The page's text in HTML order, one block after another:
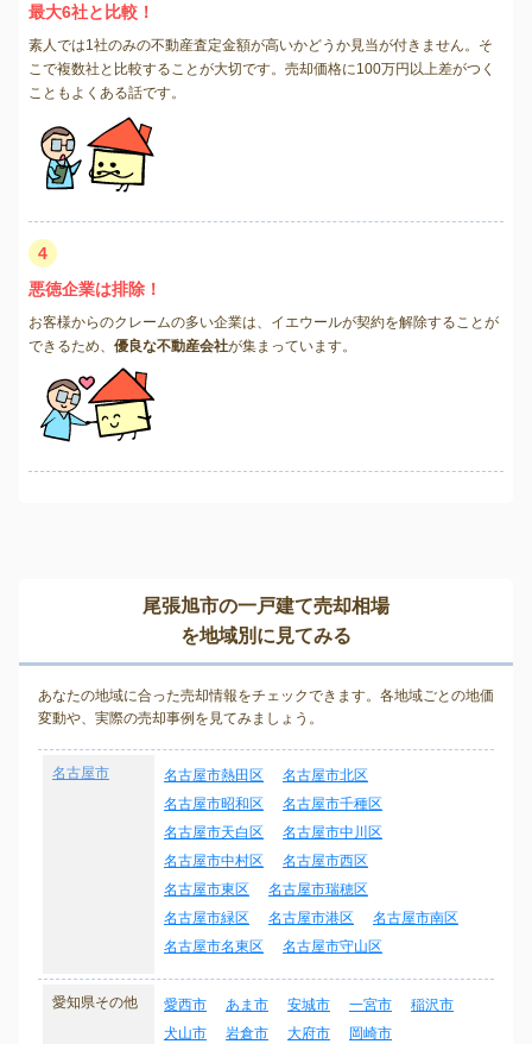
最大6社と比較！
素人では1社のみの不動産査定金額が高いかどうか見当が付きません。そ
こで複数社と比較することが大切です。売却価格に100万円以上差がつく
こともよくある話です。
4
悪徳企業は排除！
お客様からのクレームの多い企業は、イエウールが契約を解除することが
できるため、 優良な不動産会社が集まっています。
尾張旭市の一戸建て売却相場
を地域別に見てみる
あなたの地域に合った売却情報をチェックできます。各地域ごとの地価
変動や、実際の売却事例を見てみましょう。
名古屋市 名古屋市熱田区
名古屋市北区
名古屋市昭和区
名古屋市千種区
名古屋市天白区
名古屋市中川区
名古屋市中村区
名古屋市西区
名古屋市東区
名古屋市瑞穂区
名古屋市緑区
名古屋市港区
名古屋市南区
名古屋市名東区
名古屋市守山区
愛知県その他 愛西市 あま市 安城市 一宮市
稲沢市
犬山市
岩倉市 大府市
岡崎市